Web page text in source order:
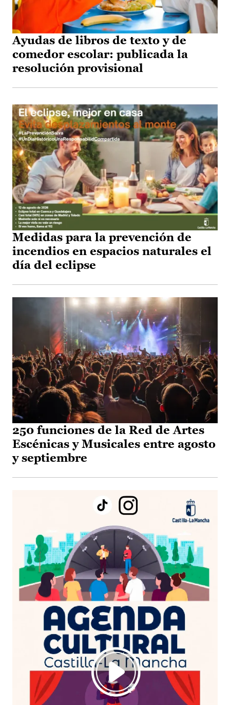
Ayudas de libros de texto y de
comedor escolar: publicada la
resolución provisional
Medidas para la prevención de
incendios en espacios naturales el
día del eclipse
250 funciones de la Red de Artes
Escénicas y Musicales entre agosto
y septiembre